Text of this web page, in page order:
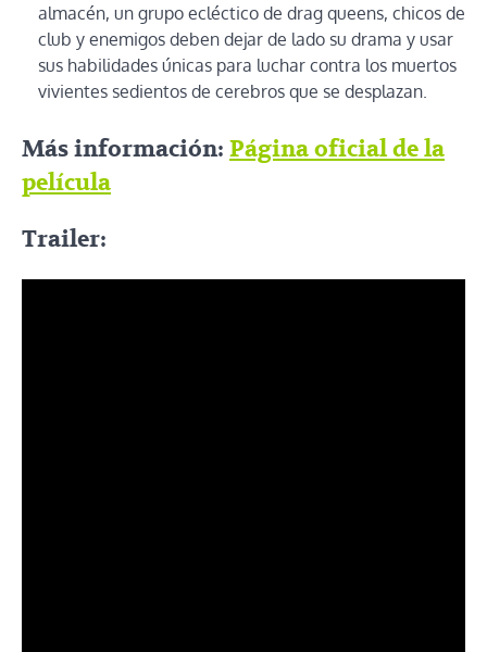
almacén, un grupo ecléctico de drag queens, chicos de
club y enemigos deben dejar de lado su drama y usar
sus habilidades únicas para luchar contra los muertos
vivientes sedientos de cerebros que se desplazan.
Más información: Página oficial de la
película
Trailer: